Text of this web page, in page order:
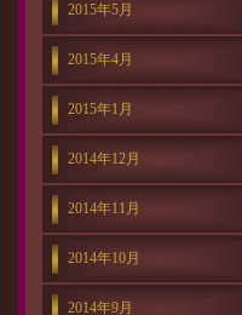
2015年5月
2015年4月
2015年1月
2014年12月
2014年11月
2014年10月
2014年9月